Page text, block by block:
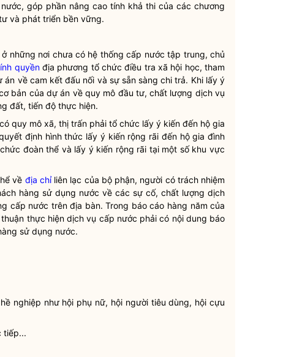
, góp phần nâng cao tính khả thi của các chương
và phát triển bền vững.
những nơi chưa có hệ thống cấp nước tập trung, chủ
quyềnđịa phương tổ chức điều tra xã hội học, tham
về cam kết đấu nối và sự sẵn sàng chi trả. Khi lấy ý
bản của dự án về quy mô đầu tư, chất lượng dịch vụ
đất, tiến độ thực hiện.
quy mô xã, thị trấn phải tổ chức lấy ý kiến đến hộ gia
định hình thức lấy ý kiến rộng rãi đến hộ gia đình
đoàn thể và lấy ý kiến rộng rãi tại một số khu vực
về địa chỉliên lạc của bộ phận, người có trách nhiệm
hàng sử dụng nước về các sự cố, chất lượng dịch
cấp nước trênđịa bàn. Trong báo cáo hàng năm của
thực hiện dịch vụ cấp nước phải có nội dung báo
sử dụng nước.
nghiệp như hội phụ nữ, hội người tiêu dùng, hội cựu
tiếp...